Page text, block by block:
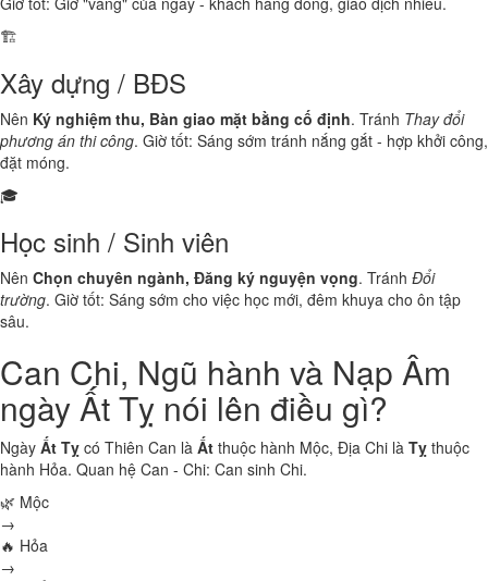
🏗️
Xây dựng / BĐS
Nên Ký nghiệm thu, Bàn giao mặt bằng cố định. Tránh Thay đổi
phương án thi công. Giờ tốt: Sáng sớm tránh nắng gắt - hợp khởi công,
đặt móng.
🎓
Học sinh / Sinh viên
Nên Chọn chuyên ngành, Đăng ký nguyện vọng. Tránh Đổi
trường. Giờ tốt: Sáng sớm cho việc học mới, đêm khuya cho ôn tập
sâu.
Can Chi, Ngũ hành và Nạp Âm
ngày Ất Tỵ nói lên điều gì?
Ngày Ất Tỵ có Thiên Can là Ất thuộc hành Mộc, Địa Chi là Tỵ thuộc
hành Hỏa. Quan hệ Can - Chi: Can sinh Chi.
🌿 Mộc
→
🔥 Hỏa
→